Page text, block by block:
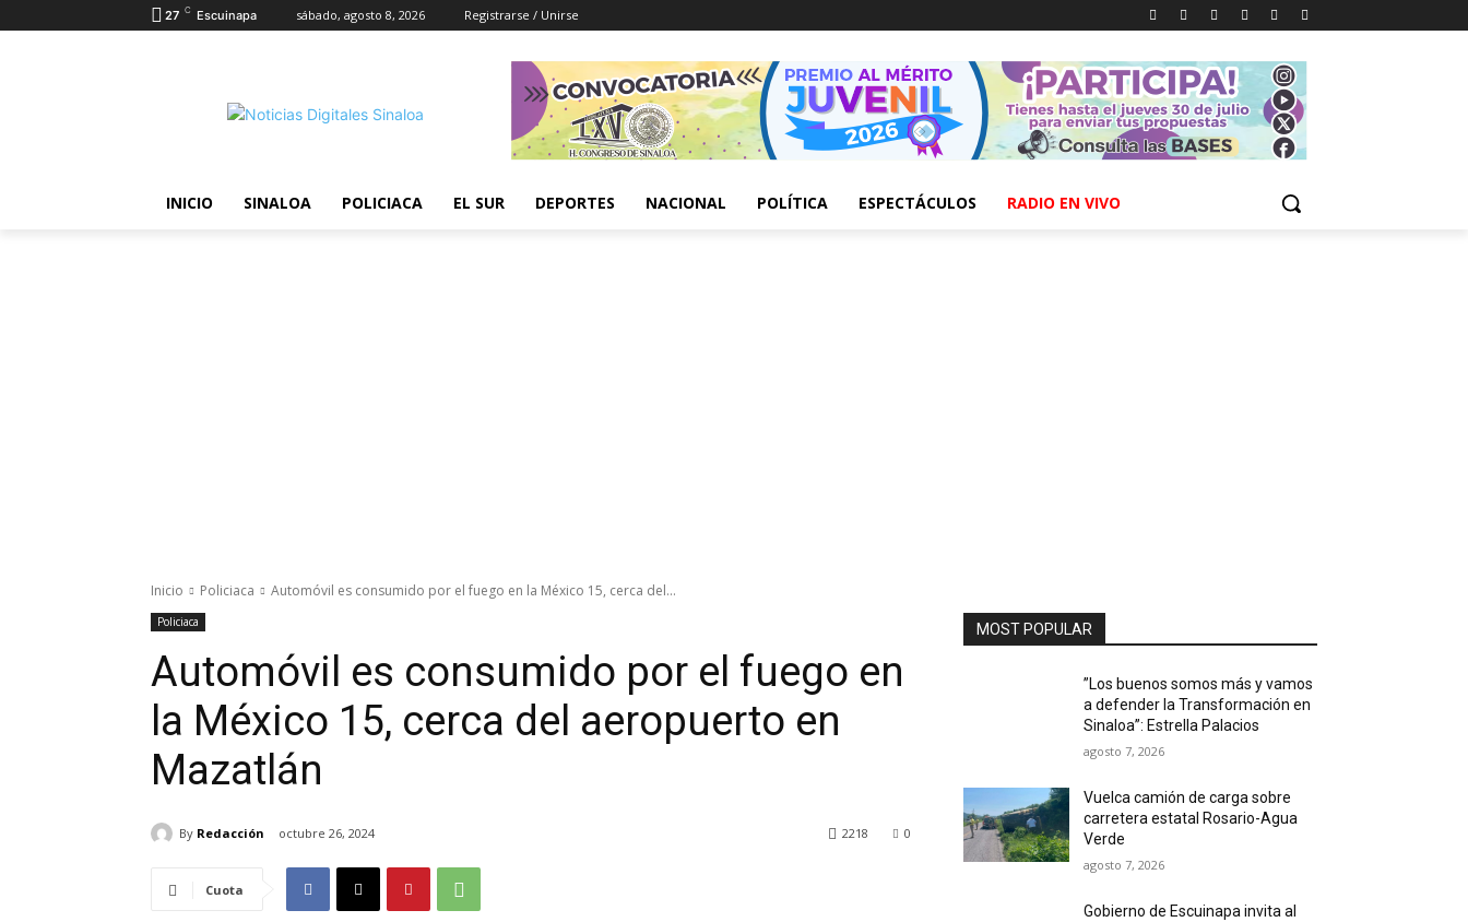
27 C Escuinapa sábado, agosto 8, 2026 Registrarse / Unirse
INICIO SINALOA POLICIACA EL SUR DEPORTES NACIONAL POLÍTICA ESPECTÁCULOS RADIO EN VIVO
Inicio Policiaca Automóvil es consumido por el fuego en la México 15, cerca del...
Policiaca
Automóvil es consumido por el fuego en
la México 15, cerca del aeropuerto en
Mazatlán
By Redacción octubre 26, 2024 0
2218
Cuota
MOST POPULAR
”Los buenos somos más y vamos
a defender la Transformación en
Sinaloa”: Estrella Palacios
agosto 7, 2026
Vuelca camión de carga sobre
carretera estatal Rosario-Agua
Verde
agosto 7, 2026
Gobierno de Escuinapa invita al